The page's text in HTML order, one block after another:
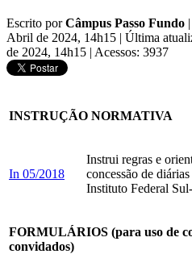
Escrito porCâmpus Passo Fundo |
Abril de 2024, 14h15 | Última
de 2024, 14h15 | Acessos: 3937
INSTRUÇÃO NORMATIVA
In 05/2018
Instrui regras e
concessão de
Instituto Federal
FORMULÁRIOS (para uso de
convidados)